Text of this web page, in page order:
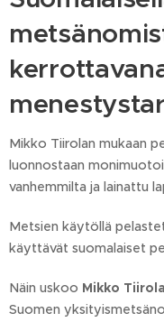
Mikko Tiirolan mukaan
luonnostaan
vanhemmilta ja lainattu
Metsien käytöllä
käyttävät suomalaiset
Näin uskoo Mikko Tiirola
Suomen